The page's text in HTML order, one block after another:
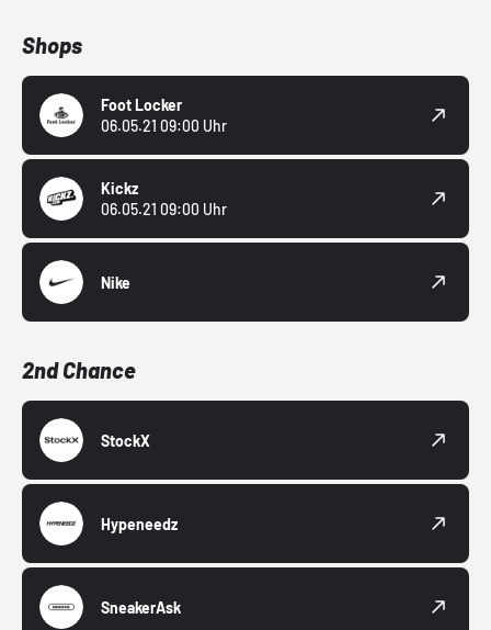
Shops
Foot Locker
06.05.21 09:00 Uhr
Kickz
06.05.21 09:00 Uhr
Nike
2nd Chance
StockX
Hypeneedz
SneakerAsk